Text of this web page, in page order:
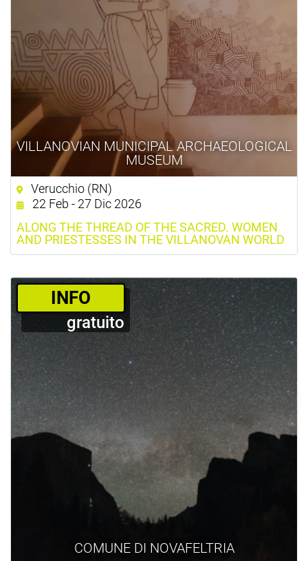
VILLANOVIAN MUNICIPAL ARCHAEOLOGICAL
MUSEUM
Verucchio (RN)
22 Feb - 27 Dic 2026
ALONG THE THREAD OF THE SACRED. WOMEN
AND PRIESTESSES IN THE VILLANOVAN WORLD
COMUNE DI NOVAFELTRIA
­INFO
gratuito